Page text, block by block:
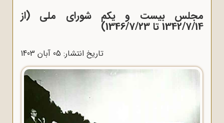
مجلس بیست و یکم شورای ملی (از
1342/7/14 تا 1346/7/23)
تاریخ انتشار: 05 آبان 1403